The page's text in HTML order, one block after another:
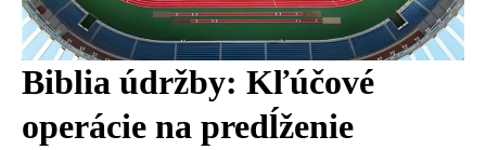
Biblia údržby: Kľúčové
operácie na predĺženie